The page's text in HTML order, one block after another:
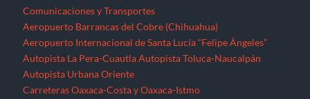
Comunicaciones y Transportes
Aeropuerto Barrancas del Cobre (Chihuahua)
Aeropuerto Internacional de Santa Lucía “Felipe Ángeles”
Autopista La Pera-Cuautla Autopista Toluca-Naucalpán
Autopista Urbana Oriente
Carreteras Oaxaca-Costa y Oaxaca-Istmo